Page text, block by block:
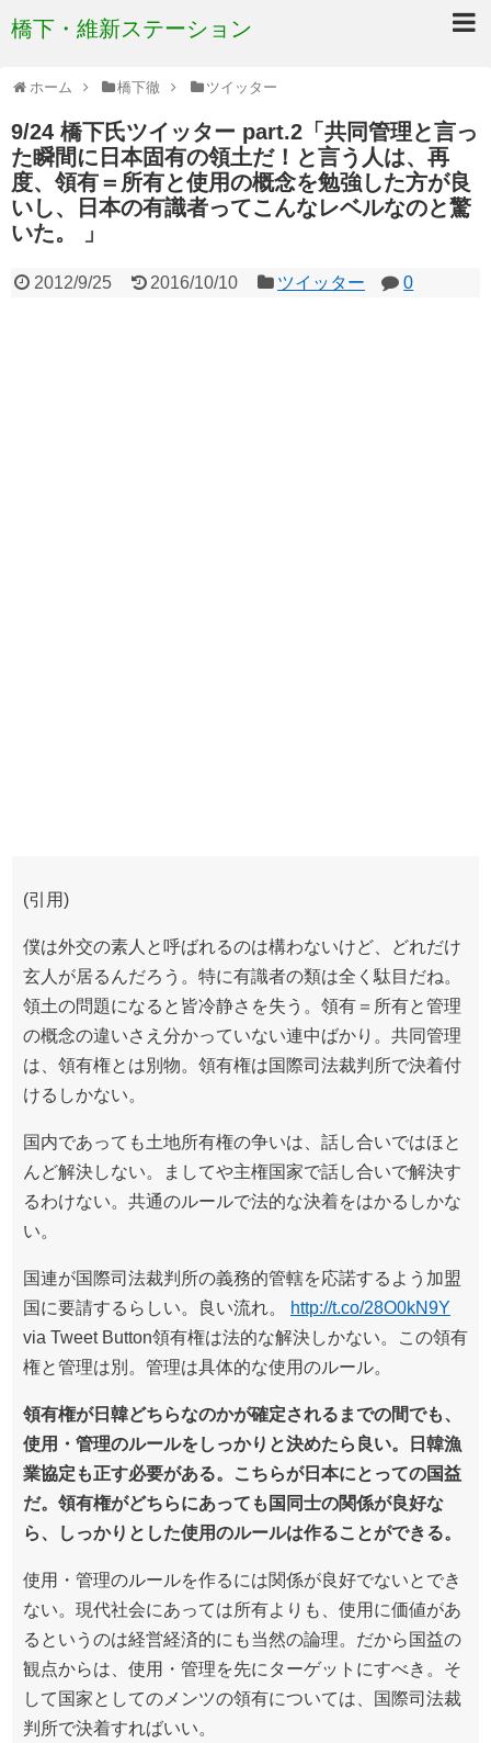
橋下・維新ステーション
ホーム 橋下徹 ツイッター
9/24 橋下氏ツイッター part.2「共同管理と言っ
た瞬間に日本固有の領土だ！と言う人は、再
度、領有＝所有と使用の概念を勉強した方が良
いし、日本の有識者ってこんなレベルなのと驚
いた。 」
2012/9/25 2016/10/10 ツイッター 0
(引用)
僕は外交の素人と呼ばれるのは構わないけど、どれだけ
玄人が居るんだろう。特に有識者の類は全く駄目だね。
領土の問題になると皆冷静さを失う。領有＝所有と管理
の概念の違いさえ分かっていない連中ばかり。共同管理
は、領有権とは別物。領有権は国際司法裁判所で決着付
けるしかない。
国内であっても土地所有権の争いは、話し合いではほと
んど解決しない。ましてや主権国家で話し合いで解決す
るわけない。共通のルールで法的な決着をはかるしかな
い。
国連が国際司法裁判所の義務的管轄を応諾するよう加盟
国に要請するらしい。良い流れ。
http://t.co/28O0kN9Y
via Tweet Button領有権は法的な解決しかない。この領有
権と管理は別。管理は具体的な使用のルール。
領有権が日韓どちらなのかが確定されるまでの間でも、
使用・管理のルールをしっかりと決めたら良い。日韓漁
業協定も正す必要がある。こちらが日本にとっての国益
だ。領有権がどちらにあっても国同士の関係が良好な
ら、しっかりとした使用のルールは作ることができる。
使用・管理のルールを作るには関係が良好でないとでき
ない。現代社会にあっては所有よりも、使用に価値があ
るというのは経営経済的にも当然の論理。だから国益の
観点からは、使用・管理を先にターゲットにすべき。そ
して国家としてのメンツの領有については、国際司法裁
判所で決着すればいい。